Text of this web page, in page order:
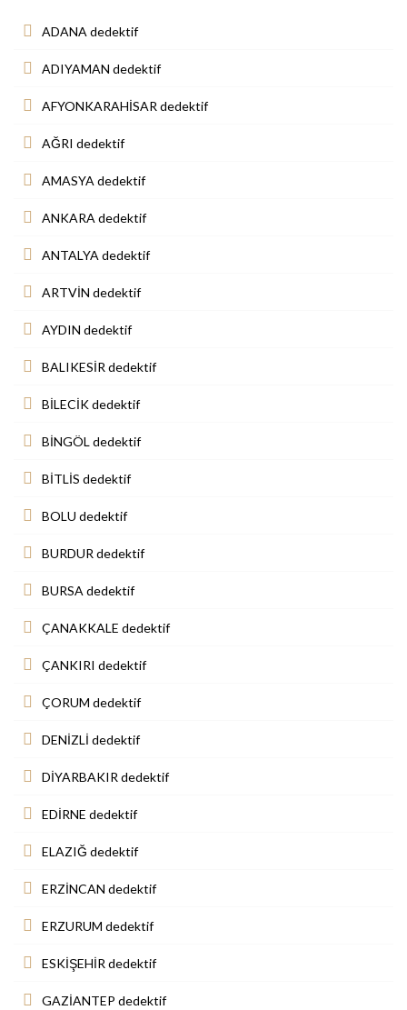
ADANA dedektif
ADIYAMAN dedektif
AFYONKARAHİSAR dedektif
AĞRI dedektif
AMASYA dedektif
ANKARA dedektif
ANTALYA dedektif
ARTVİN dedektif
AYDIN dedektif
BALIKESİR dedektif
BİLECİK dedektif
BİNGÖL dedektif
BİTLİS dedektif
BOLU dedektif
BURDUR dedektif
BURSA dedektif
ÇANAKKALE dedektif
ÇANKIRI dedektif
ÇORUM dedektif
DENİZLİ dedektif
DİYARBAKIR dedektif
EDİRNE dedektif
ELAZIĞ dedektif
ERZİNCAN dedektif
ERZURUM dedektif
ESKİŞEHİR dedektif
GAZİANTEP dedektif